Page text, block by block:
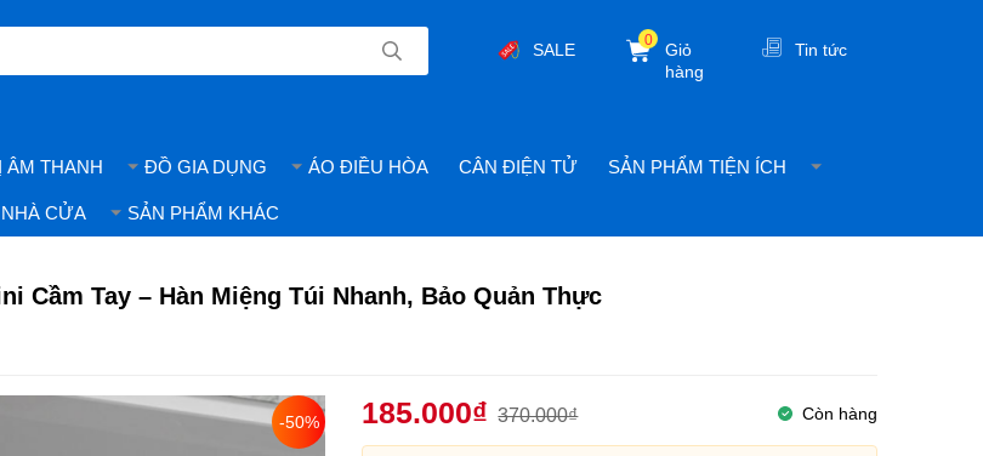
Tin tức
Giỏ
hàng
0
SALE
ÂM THANH ĐỒ GIA DỤNG ÁO ĐIỀU HÒA CÂN ĐIỆN TỬ SẢN PHẨM TIỆN ÍCH
CỬA SẢN PHẨM KHÁC
Cầm Tay – Hàn Miệng Túi Nhanh, Bảo Quản Thực
-50% 185.000₫ 370.000₫ Còn hàng